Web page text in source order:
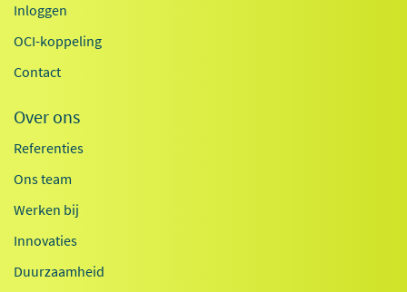
Inloggen
OCI-koppeling
Contact
Over ons
Referenties
Ons team
Werken bij
Innovaties
Duurzaamheid